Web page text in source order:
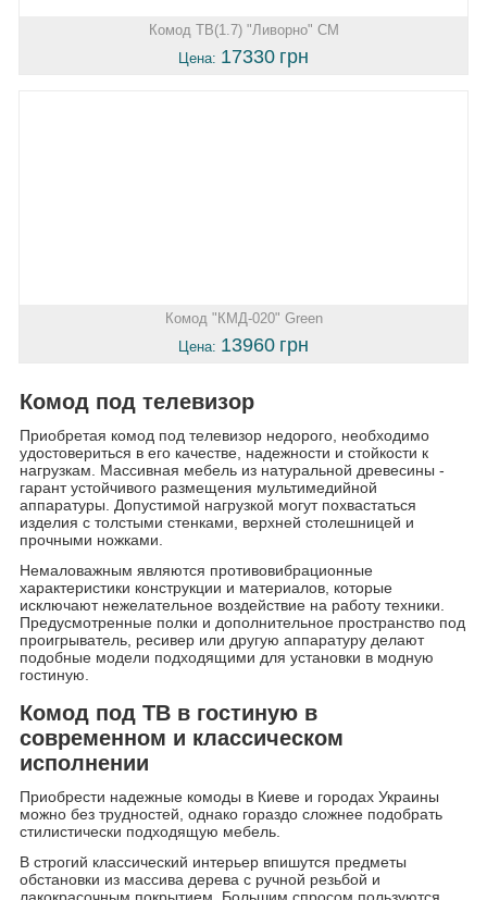
Комод ТВ(1.7) "Ливорно" СМ
Цена: 17330 грн
Комод "КМД-020" Green
Цена: 13960 грн
Комод под телевизор
Приобретая комод под телевизор недорого, необходимо
удостовериться в его качестве, надежности и стойкости к
нагрузкам. Массивная мебель из натуральной древесины -
гарант устойчивого размещения мультимедийной
аппаратуры. Допустимой нагрузкой могут похвастаться
изделия с толстыми стенками, верхней столешницей и
прочными ножками.
Немаловажным являются противовибрационные
характеристики конструкции и материалов, которые
исключают нежелательное воздействие на работу техники.
Предусмотренные полки и дополнительное пространство под
проигрыватель, ресивер или другую аппаратуру делают
подобные модели подходящими для установки в модную
гостиную.
Комод под ТВ в гостиную в
современном и классическом
исполнении
Приобрести надежные комоды в Киеве и городах Украины
можно без трудностей, однако гораздо сложнее подобрать
стилистически подходящую мебель.
В строгий классический интерьер впишутся предметы
обстановки из массива дерева с ручной резьбой и